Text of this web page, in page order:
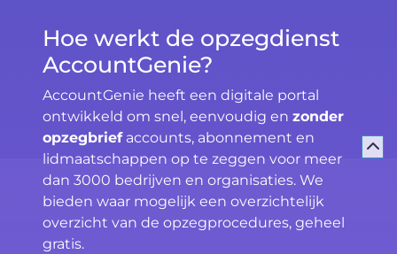
Hoe werkt de opzegdienst
AccountGenie?
AccountGenie heeft een digitale portal
ontwikkeld om snel, eenvoudig en zonder
opzegbriefaccounts, abonnement en
lidmaatschappen op te zeggen voor meer
dan 3000 bedrijven en organisaties. We
bieden waar mogelijk een overzichtelijk
overzicht van de opzegprocedures, geheel
gratis.